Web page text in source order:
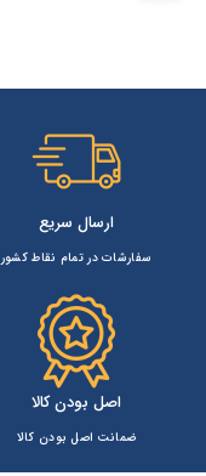
ارسال سریع
سفارشات در تمام نقاط کشور
اصل بودن کالا
ضمانت اصل بودن کالا